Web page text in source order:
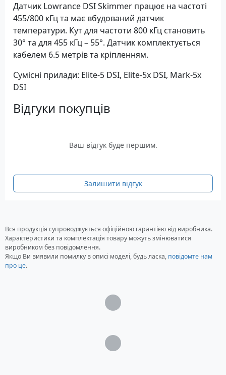
Датчик Lowrance DSI Skimmer працює на частоті
455/800 кГц та має вбудований датчик
температури. Кут для частоти 800 кГц становить
30° та для 455 кГц – 55°. Датчик комплектується
кабелем 6.5 метрів та кріпленням.
Сумісні прилади: Elite-5 DSI, Elite-5x DSI, Mark-5x
DSI
Відгуки покупців
Ваш відгук буде першим.
Залишити відгук
Вся продукція супроводжується офіційною гарантією від виробника.
Характеристики та комплектація товару можуть змінюватися
виробником без повідомлення.
Якщо Ви виявили помилку в описі моделі, будь ласка, повідомте нам
про це.
Загрузка...
Загрузка...